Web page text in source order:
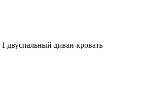
1 двуспальный диван-кровать